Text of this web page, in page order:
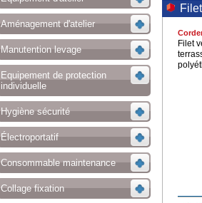
Aménagement d'atelier
Manutention levage
Equipement de protection
individuelle
Hygiène sécurité
Électroportatif
Consommable maintenance
Collage fixation
Filet